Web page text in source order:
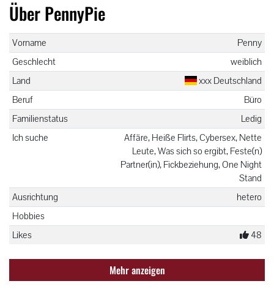
Über PennyPie
Vorname
Penny
Geschlecht
weiblich
Land
xxx Deutschland
Beruf
Büro
Familienstatus
Ledig
Ich suche
Affäre, Heiße Flirts, Cybersex, Nette
Leute, Was sich so ergibt, Feste(n)
Partner(in), Fickbeziehung, One Night
Stand
Ausrichtung
hetero
Hobbies
Likes
48
Mehr anzeigen